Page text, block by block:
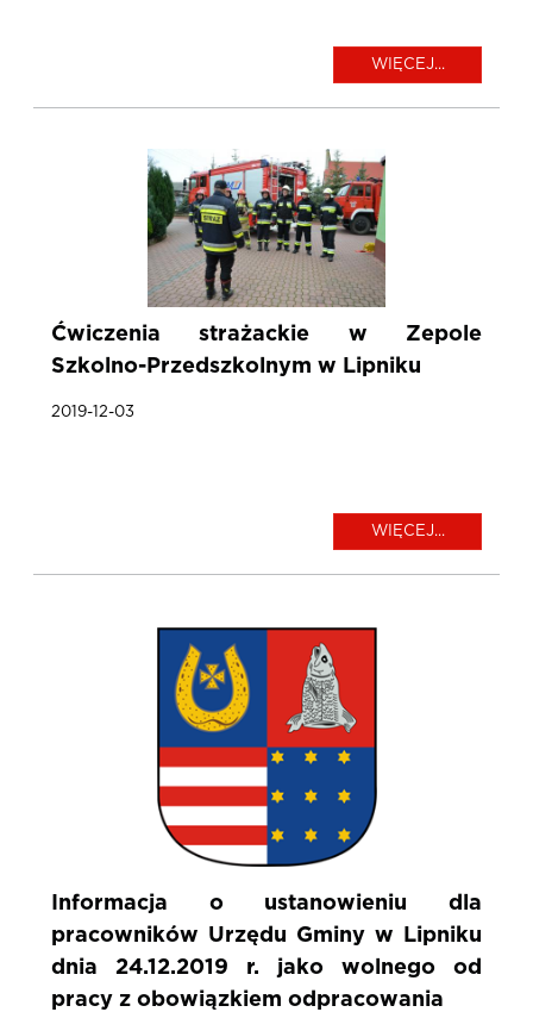
WIĘCEJ...
Ćwiczenia strażackie w Zepole
Szkolno-Przedszkolnym w Lipniku
2019-12-03
WIĘCEJ...
Informacja o ustanowieniu dla
pracowników Urzędu Gminy w Lipniku
dnia 24.12.2019 r. jako wolnego od
pracy z obowiązkiem odpracowania